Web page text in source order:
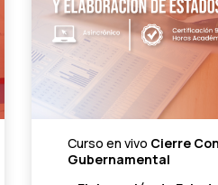
Curso en vivo Cierre
Gubernamental